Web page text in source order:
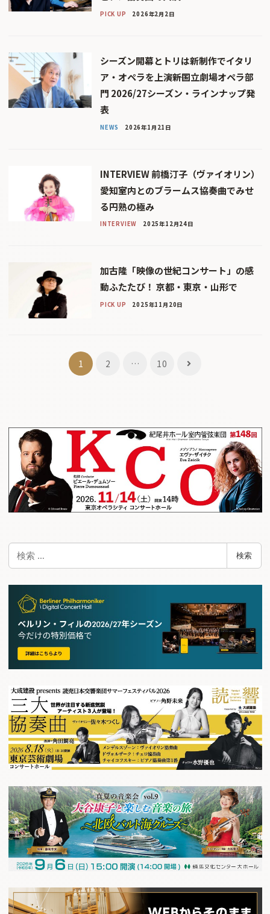
PICK UP 2026年2月2日
シーズン開幕とトリは新制作でイタリ
ア・オペラを上演――新国立劇場オペラ部
門 2026/27シーズン・ラインナップ発
表
NEWS 2026年1月21日
INTERVIEW 前橋汀子（ヴァイオリン）
愛知室内とのブラームス協奏曲でみせ
る円熟の極み
INTERVIEW 2025年12月24日
加古隆「映像の世紀コンサート」の感
動ふたたび！ 京都・東京・山形で
PICK UP 2025年11月20日
ゲ
ー
ョ
ン
1 2 … 10
検索